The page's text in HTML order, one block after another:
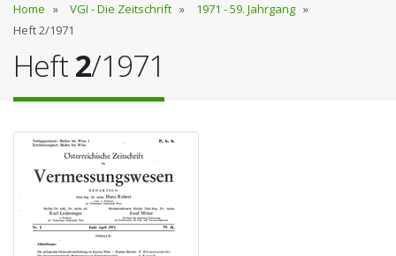
Home » VGI - Die Zeitschrift » 1971 - 59. Jahrgang »
Heft 2/1971
Heft2/1971